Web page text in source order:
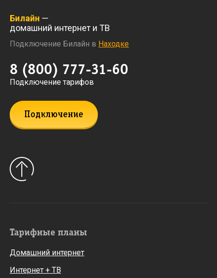
Билайн —
домашний интернет и ТВ
Подключение Билайн в Находке
8 (800) 777-31-60
Подключение тарифов
Подключение
Тарифные планы
Домашний интернет
Интернет + ТВ